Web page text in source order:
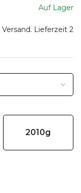
Auf Lager
Versand. Lieferzeit 2
2010g